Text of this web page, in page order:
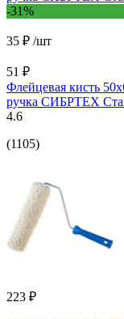
-31%
35 ₽ /шт
51 ₽
Флейцевая кисть
ручка СИБРТЕХ
4.6
(1105)
223 ₽